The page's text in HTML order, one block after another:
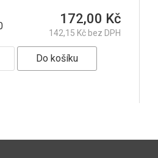
172,00 Kč
142,15 Kč bez DPH